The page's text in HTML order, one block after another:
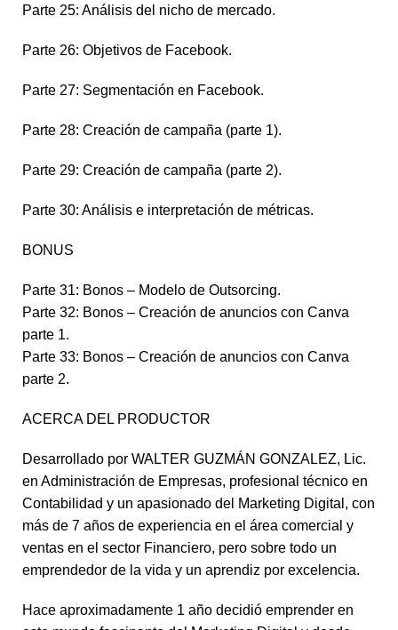
Parte 25: Análisis del nicho de mercado.
Parte 26: Objetivos de Facebook.
Parte 27: Segmentación en Facebook.
Parte 28: Creación de campaña (parte 1).
Parte 29: Creación de campaña (parte 2).
Parte 30: Análisis e interpretación de métricas.
BONUS
Parte 31: Bonos – Modelo de Outsorcing.
Parte 32: Bonos – Creación de anuncios con Canva
parte 1.
Parte 33: Bonos – Creación de anuncios con Canva
parte 2.
ACERCA DEL PRODUCTOR
Desarrollado por WALTER GUZMÁN GONZALEZ, Lic.
en Administración de Empresas, profesional técnico en
Contabilidad y un apasionado del Marketing Digital, con
más de 7 años de experiencia en el área comercial y
ventas en el sector Financiero, pero sobre todo un
emprendedor de la vida y un aprendiz por excelencia.
Hace aproximadamente 1 año decidió emprender en